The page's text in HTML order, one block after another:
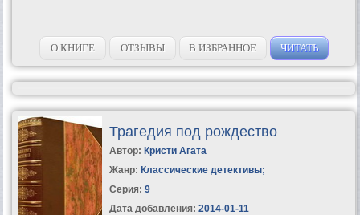
О КНИГЕ ОТЗЫВЫ В ИЗБРАННОЕ ЧИТАТЬ
Трагедия под рождество
Автор: Кристи Агата
Жанр: Классические детективы;
Серия: 9
Дата добавления: 2014-01-11